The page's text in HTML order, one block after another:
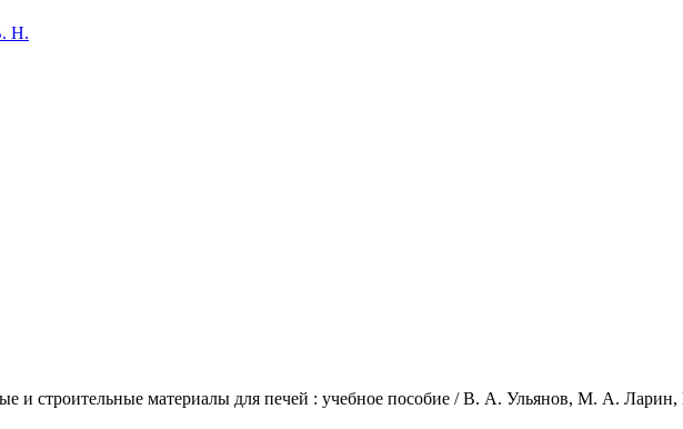
Н.
и строительные материалы для печей : учебное пособие / В. А. Ульянов, М. А.